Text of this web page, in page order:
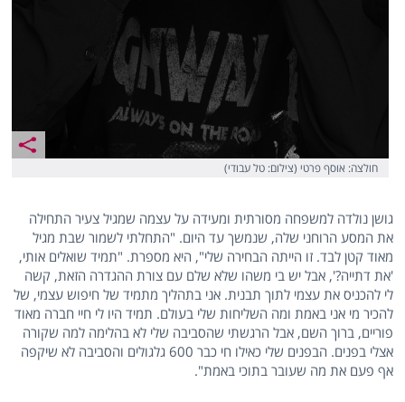
חולצה: אוסף פרטי (צילום: טל עבודי)
גושן נולדה למשפחה מסורתית ומעידה על עצמה שמגיל צעיר התחילה
את המסע הרוחני שלה, שנמשך עד היום. "התחלתי לשמור שבת מגיל
מאוד קטן לבד. זו הייתה הבחירה שלי", היא מספרת. "תמיד שואלים אותי,
'את דתייה?', אבל יש בי משהו שלא שלם עם צורת ההגדרה הזאת, קשה
לי להכניס את עצמי לתוך תבנית. אני בתהליך מתמיד של חיפוש עצמי, של
להכיר מי אני באמת ומה השליחות שלי בעולם. תמיד היו לי חיי חברה מאוד
פוריים, ברוך השם, אבל הרגשתי שהסביבה שלי לא בהלימה למה שקורה
אצלי בפנים. הבפנים שלי כאילו חי כבר 600 גלגולים והסביבה לא שיקפה
אף פעם את מה שעובר בתוכי באמת".